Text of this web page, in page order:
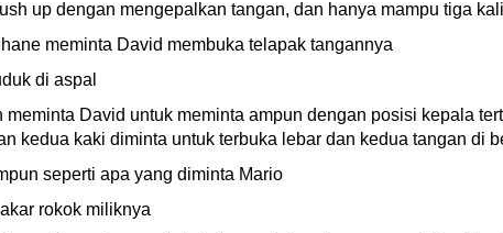
up dengan mengepalkan tangan, dan hanya mampu tiga kali
meminta David membuka telapak tangannya
di aspal
meminta David untuk meminta ampun dengan posisi kepala
kedua kaki diminta untuk terbuka lebar dan kedua tangan di
seperti apa yang diminta Mario
rokok miliknya